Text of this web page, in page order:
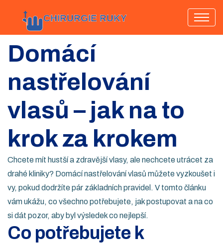
Domácí
nastřelování
vlasů – jak na to
krok za krokem
Chcete mít hustší a zdravější vlasy, ale nechcete utrácet za
drahé kliniky? Domácí nastřelování vlasů můžete vyzkoušet i
vy, pokud dodržíte pár základních pravidel. V tomto článku
vám ukážu, co všechno potřebujete, jak postupovat a na co
si dát pozor, aby byl výsledek co nejlepší.
Co potřebujete k